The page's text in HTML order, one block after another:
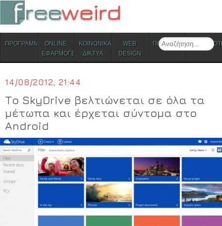
Search
Skip to content
ΠΡΟΓΡΑΜΜΑΤΑONLINE
ΕΦΑΡΜΟΓΕΣ
ΚΟΙΝΩΝΙΚΑ
ΔΙΚΤΥΑ
WEB
DESIGN
ΠΟΛΙΤΙΣΜΟΣ
14/08/2012, 21:44
Το SkyDrive βελτιώνεται σε όλα τα
μέτωπα και έρχεται σύντομα στο
Android